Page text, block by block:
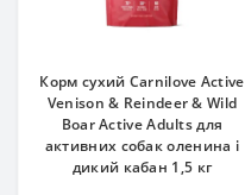
Корм сухий Carnilove Active
Venison & Reindeer & Wild
Boar Active Adults для
активних cобак оленина і
дикий кабан 1,5 кг